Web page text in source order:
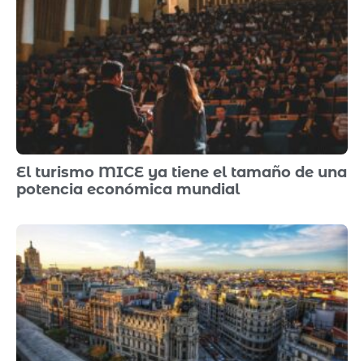
El turismo MICE ya tiene el tamaño de una
potencia económica mundial